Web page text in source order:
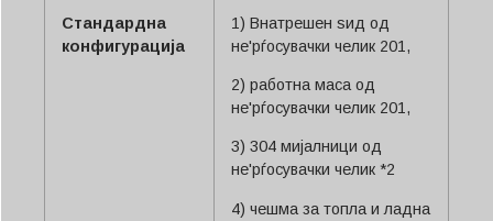
Стандардна
конфигурација
1) Внатрешен ѕид од
не'рѓосувачки челик 201,
2) работна маса од
не'рѓосувачки челик 201,
3) 304 мијалници од
не'рѓосувачки челик *2
4) чешма за топла и ладна